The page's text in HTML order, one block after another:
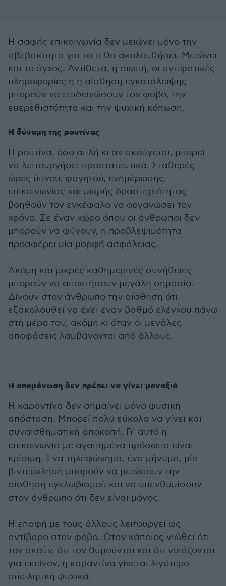
Η σαφής επικοινωνία δεν μειώνει μόνο την
αβεβαιότητα για το τι θα ακολουθήσει. Μειώνει
και το άγχος. Αντίθετα, η σιωπή, οι αντιφατικές
πληροφορίες ή η αίσθηση εγκατάλειψης
μπορούν να επιδεινώσουν τον φόβο, την
ευερεθιστότητα και την ψυχική κόπωση.
Η δύναμη της ρουτίνας
Η ρουτίνα, όσο απλή κι αν ακούγεται, μπορεί
να λειτουργήσει προστατευτικά. Σταθερές
ώρες ύπνου, φαγητού, ενημέρωσης,
επικοινωνίας και μικρής δραστηριότητας
βοηθούν τον εγκέφαλο να οργανώσει τον
χρόνο. Σε έναν χώρο όπου οι άνθρωποι δεν
μπορούν να φύγουν, η προβλεψιμότητα
προσφέρει μία μορφή ασφάλειας.
Ακόμη και μικρές καθημερινές συνήθειες
μπορούν να αποκτήσουν μεγάλη σημασία.
Δίνουν στον άνθρωπο την αίσθηση ότι
εξακολουθεί να έχει έναν βαθμό ελέγχου πάνω
στη μέρα του, ακόμη κι όταν οι μεγάλες
αποφάσεις λαμβάνονται από άλλους.
Η απομόνωση δεν πρέπει να γίνει μοναξιά
Η καραντίνα δεν σημαίνει μόνο φυσική
απόσταση. Μπορεί πολύ εύκολα να γίνει και
συναισθηματική αποκοπή. Γι’ αυτό η
επικοινωνία με αγαπημένα πρόσωπα είναι
κρίσιμη. Ένα τηλεφώνημα, ένα μήνυμα, μία
βιντεοκλήση μπορούν να μειώσουν την
αίσθηση εγκλωβισμού και να υπενθυμίσουν
στον άνθρωπο ότι δεν είναι μόνος.
Η επαφή με τους άλλους λειτουργεί ως
αντίβαρο στον φόβο. Όταν κάποιος νιώθει ότι
τον ακούν, ότι τον θυμούνται και ότι νοιάζονται
για εκείνον, η καραντίνα γίνεται λιγότερο
απειλητική ψυχικά.